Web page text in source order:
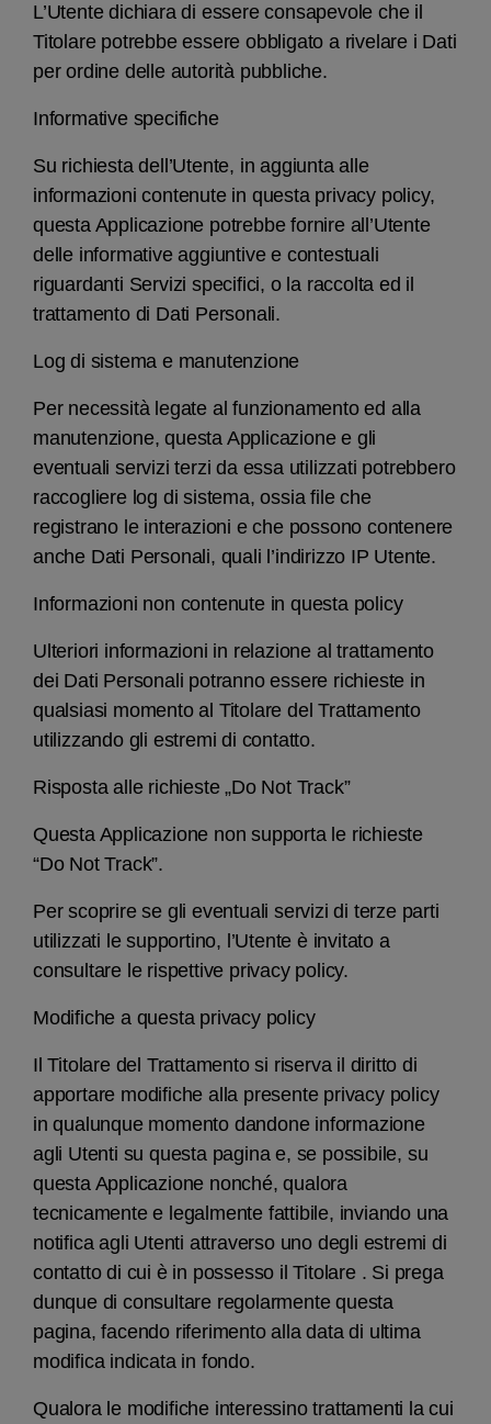
L’Utente dichiara di essere consapevole che il
Titolare potrebbe essere obbligato a rivelare i Dati
per ordine delle autorità pubbliche.
Informative specifiche
Su richiesta dell’Utente, in aggiunta alle
informazioni contenute in questa privacy policy,
questa Applicazione potrebbe fornire all’Utente
delle informative aggiuntive e contestuali
riguardanti Servizi specifici, o la raccolta ed il
trattamento di Dati Personali.
Log di sistema e manutenzione
Per necessità legate al funzionamento ed alla
manutenzione, questa Applicazione e gli
eventuali servizi terzi da essa utilizzati potrebbero
raccogliere log di sistema, ossia file che
registrano le interazioni e che possono contenere
anche Dati Personali, quali l’indirizzo IP Utente.
Informazioni non contenute in questa policy
Ulteriori informazioni in relazione al trattamento
dei Dati Personali potranno essere richieste in
qualsiasi momento al Titolare del Trattamento
utilizzando gli estremi di contatto.
Risposta alle richieste „Do Not Track”
Questa Applicazione non supporta le richieste
“Do Not Track”.
Per scoprire se gli eventuali servizi di terze parti
utilizzati le supportino, l’Utente è invitato a
consultare le rispettive privacy policy.
Modifiche a questa privacy policy
Il Titolare del Trattamento si riserva il diritto di
apportare modifiche alla presente privacy policy
in qualunque momento dandone informazione
agli Utenti su questa pagina e, se possibile, su
questa Applicazione nonché, qualora
tecnicamente e legalmente fattibile, inviando una
notifica agli Utenti attraverso uno degli estremi di
contatto di cui è in possesso il Titolare . Si prega
dunque di consultare regolarmente questa
pagina, facendo riferimento alla data di ultima
modifica indicata in fondo.
Qualora le modifiche interessino trattamenti la cui